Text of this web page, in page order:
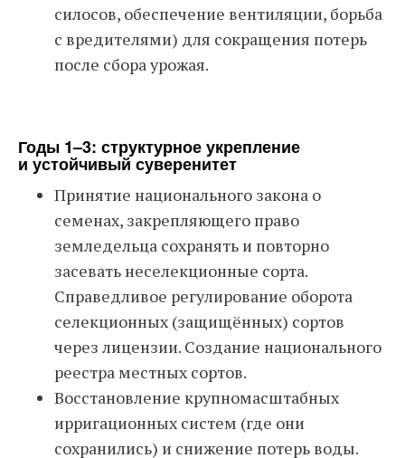
силосов, обеспечение вентиляции, борьба
с вредителями) для сокращения потерь
после сбора урожая.
Годы 1–3: структурное укрепление
и устойчивый суверенитет
Принятие национального закона о
семенах, закрепляющего право
земледельца сохранять и повторно
засевать неселекционные сорта.
Справедливое регулирование оборота
селекционных (защищённых) сортов
через лицензии. Создание национального
реестра местных сортов.
Восстановление крупномасштабных
ирригационных систем (где они
сохранились) и снижение потерь воды.